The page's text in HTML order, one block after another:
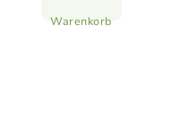
Warenkorb